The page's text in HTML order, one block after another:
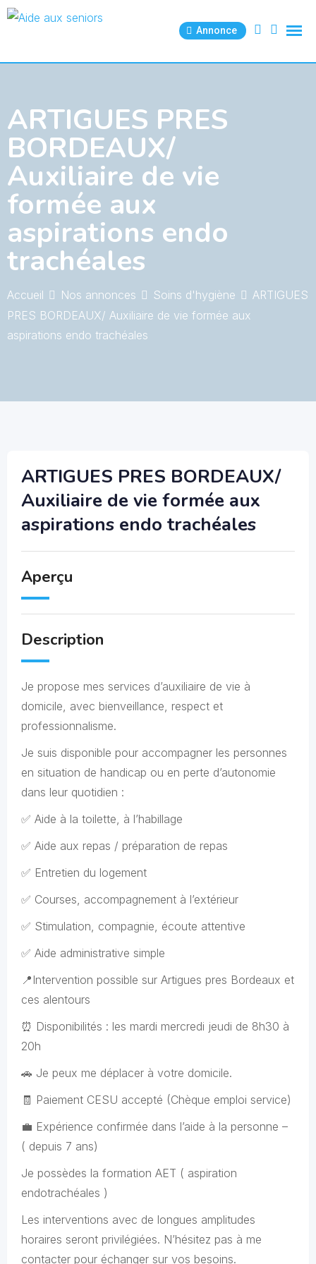
Skip
Annonce
ARTIGUES PRES
BORDEAUX/
Auxiliaire de vie
formée aux
aspirations endo
trachéales
Accueil Nos annonces Soins d'hygiène
ARTIGUES
PRES BORDEAUX/ Auxiliaire de vie formée aux
aspirations endo trachéales
ARTIGUES PRES BORDEAUX/
Auxiliaire de vie formée aux
aspirations endo trachéales
Aperçu
Description
Je propose mes services d’auxiliaire de vie à
domicile, avec bienveillance, respect et
professionnalisme.
Je suis disponible pour accompagner les personnes
en situation de handicap ou en perte d’autonomie
dans leur quotidien :
✅ Aide à la toilette, à l’habillage
✅ Aide aux repas / préparation de repas
✅ Entretien du logement
✅ Courses, accompagnement à l’extérieur
✅ Stimulation, compagnie, écoute attentive
✅ Aide administrative simple
📍Intervention possible sur Artigues pres Bordeaux et
ces alentours
⏰ Disponibilités : les mardi mercredi jeudi de 8h30 à
20h
🚗 Je peux me déplacer à votre domicile.
🧾 Paiement CESU accepté (Chèque emploi service)
💼 Expérience confirmée dans l’aide à la personne –
( depuis 7 ans)
Je possèdes la formation AET ( aspiration
endotrachéales )
Les interventions avec de longues amplitudes
horaires seront privilégiées. N’hésitez pas à me
contacter pour échanger sur vos besoins.